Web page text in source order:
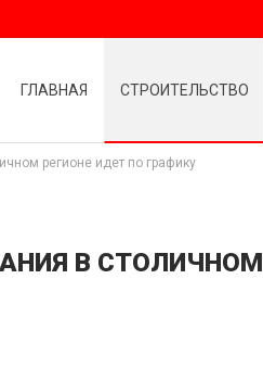
ГЛАВНАЯ СТРОИТЕЛЬСТВО
регионе идет по графику
В СТОЛИЧНОМ